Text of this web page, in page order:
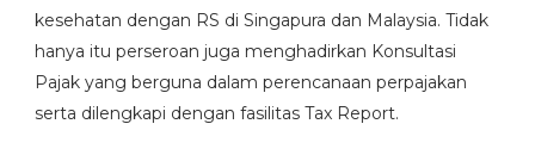
kesehatan dengan RS di Singapura dan Malaysia. Tidak
hanya itu perseroan juga menghadirkan Konsultasi
Pajak yang berguna dalam perencanaan perpajakan
serta dilengkapi dengan fasilitas Tax Report.